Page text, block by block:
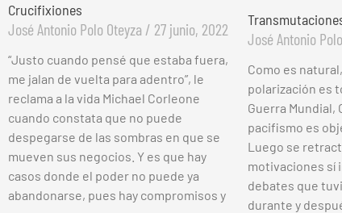
Crucifixiones
José Antonio Polo Oteyza 27 junio, 2022
“Justo cuando pensé que estaba fuera,
me jalan de vuelta para adentro”, le
reclama a la vida Michael Corleone
cuando constata que no puede
despegarse de las sombras en que se
mueven sus negocios. Y es que hay
casos donde el poder no puede ya
abandonarse, pues hay compromisos y
José Antonio
Como es
polarización es
Guerra Mundial,
pacifismo es
Luego se
motivaciones sí
debates que
durante y